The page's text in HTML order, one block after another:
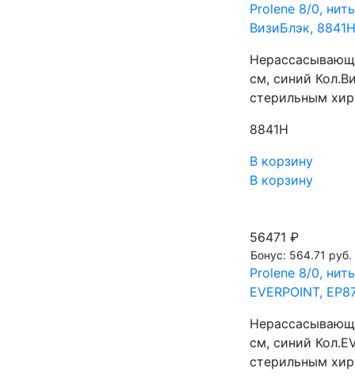
Prolene 8/0,
ВизиБлэк, 8841H
см, синий
стерильным
8841H
В корзину
В корзину
56471 ₽
Бонус: 564.71 руб.
Prolene 8/0,
EVERPOINT,
см, синий
стерильным